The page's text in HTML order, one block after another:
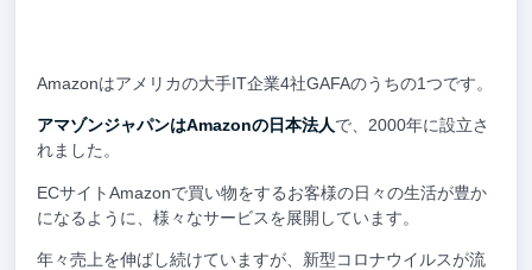
Amazonはアメリカの大手IT企業4社GAFAのうちの1つです。
アマゾンジャパンはAmazonの日本法人で、2000年に設立さ
れました。
ECサイトAmazonで買い物をするお客様の日々の生活が豊か
になるように、様々なサービスを展開しています。
年々売上を伸ばし続けていますが、新型コロナウイルスが流